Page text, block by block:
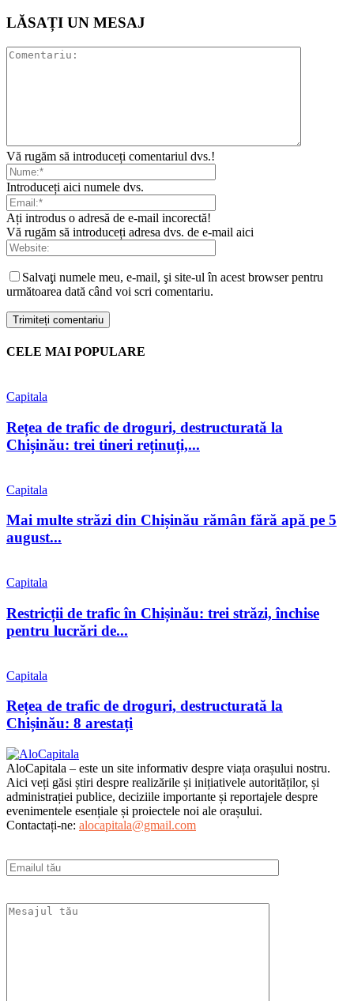
LĂSAȚI UN MESAJ
Vă rugăm să introduceți comentariul dvs.!
Introduceți aici numele dvs.
Ați introdus o adresă de e-mail incorectă!
Vă rugăm să introduceți adresa dvs. de e-mail aici
Salvaţi numele meu, e-mail, şi site-ul în acest browser pentru
următoarea dată când voi scri comentariu.
CELE MAI POPULARE
Capitala
Rețea de trafic de droguri, destructurată la
Chișinău: trei tineri reținuți,...
Capitala
Mai multe străzi din Chișinău rămân fără apă pe 5
august...
Capitala
Restricții de trafic în Chișinău: trei străzi, închise
pentru lucrări de...
Capitala
Rețea de trafic de droguri, destructurată la
Chișinău: 8 arestați
AloCapitala – este un site informativ despre viața orașului nostru.
Aici veți găsi știri despre realizările și inițiativele autorităților, și
administrației publice, deciziile importante și reportajele despre
evenimentele esențiale și proiectele noi ale orașului.
Contactați-ne: alocapitala@gmail.com